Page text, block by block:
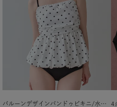
バルーンデザインバンドゥビキニ/水着【メール便可／100】